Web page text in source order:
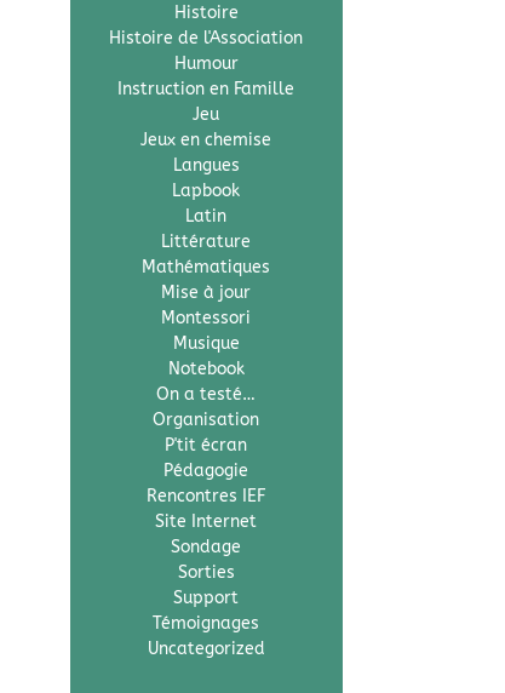
Histoire
Histoire de l'Association
Humour
Instruction en Famille
Jeu
Jeux en chemise
Langues
Lapbook
Latin
Littérature
Mathématiques
Mise à jour
Montessori
Musique
Notebook
On a testé…
Organisation
P'tit écran
Pédagogie
Rencontres IEF
Site Internet
Sondage
Sorties
Support
Témoignages
Uncategorized